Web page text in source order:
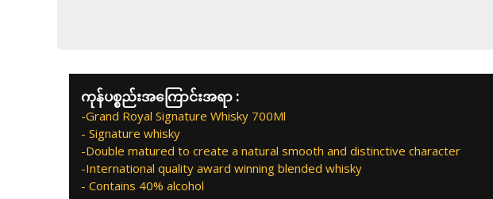
ကုန်ပစ္စည်းအကြောင်းအရာ :
-Grand Royal Signature Whisky 700Ml
- Signature whisky
-Double matured to create a natural smooth and distinctive character
-International quality award winning blended whisky
- Contains 40% alcohol